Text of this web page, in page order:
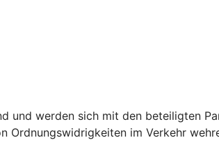
und werden sich mit den beteiligten
Ordnungswidrigkeiten im Verkehr